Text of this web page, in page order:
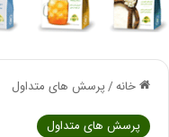
خانه/پرسش های متداول
پرسش های متداول